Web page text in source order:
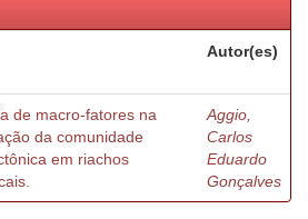
Autor(es)
de macro-fatores na
da comunidade
em riachos
Aggio,
Carlos
Eduardo
Gonçalves